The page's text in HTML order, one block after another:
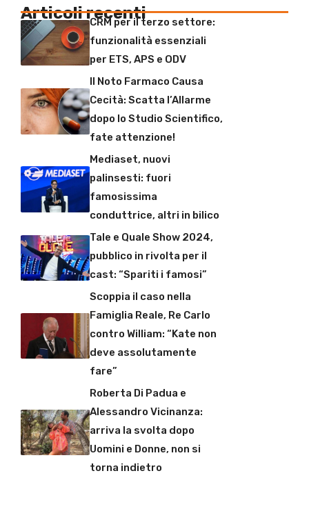
Articoli recentiCRM per il terzo settore:
funzionalità essenziali
per ETS, APS e ODV
Il Noto Farmaco Causa
Cecità: Scatta l’Allarme
dopo lo Studio Scientifico,
fate attenzione!
Mediaset, nuovi
palinsesti: fuori
famosissima
conduttrice, altri in bilico
Tale e Quale Show 2024,
pubblico in rivolta per il
cast: “Spariti i famosi”
Scoppia il caso nella
Famiglia Reale, Re Carlo
contro William: “Kate non
deve assolutamente
fare”
Roberta Di Padua e
Alessandro Vicinanza:
arriva la svolta dopo
Uomini e Donne, non si
torna indietro